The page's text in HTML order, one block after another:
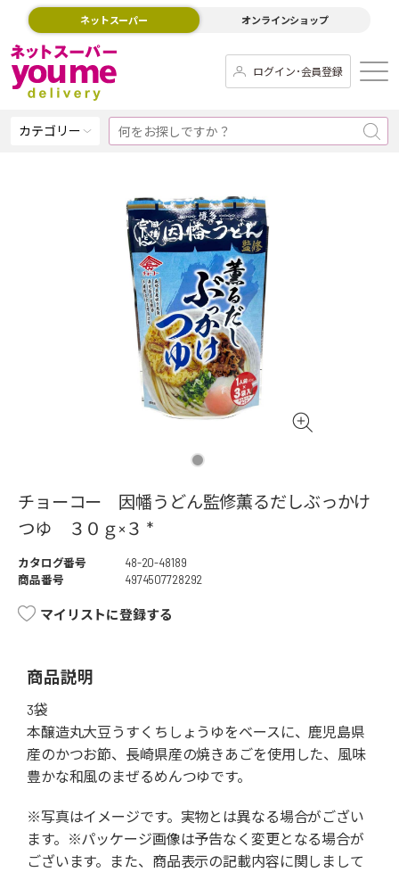
ネットスーパー オンラインショップ
ログイン･会員登録
カテゴリー
チョーコー 因幡うどん監修薫るだしぶっかけ
つゆ ３０ｇ×３ *
カタログ番号
48-20-48189
商品番号
4974507728292
マイリストに登録する
商品説明
3袋
本醸造丸大豆うすくちしょうゆをベースに、鹿児島県
産のかつお節、長崎県産の焼きあごを使用した、風味
豊かな和風のまぜるめんつゆです。
※写真はイメージです。実物とは異なる場合がござい
ます。※パッケージ画像は予告なく変更となる場合が
ございます。また、商品表示の記載内容に関しまして